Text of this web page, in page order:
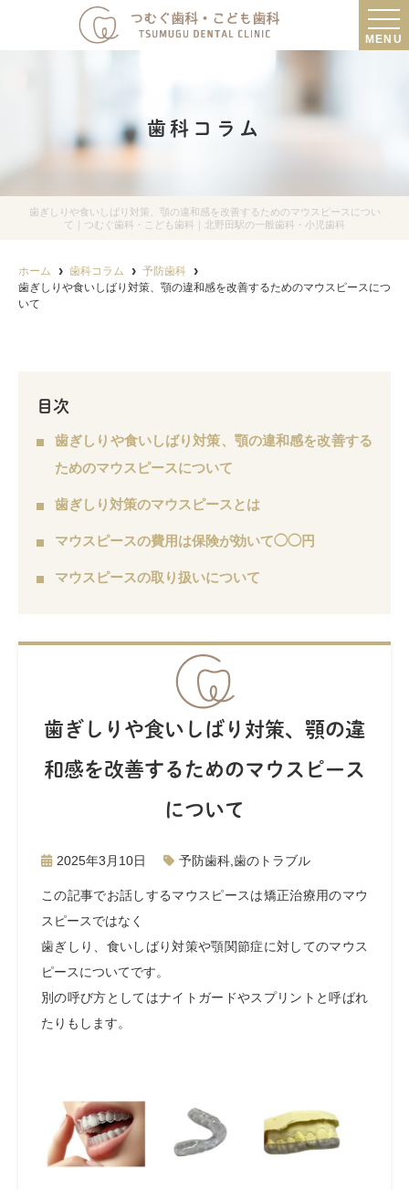
MENU
歯科コラム
歯ぎしりや食いしばり対策、顎の違和感を改善するためのマウスピースについ
て｜つむぐ歯科・こども歯科｜北野田駅の一般歯科・小児歯科
ホーム 歯科コラム
予防歯科
歯ぎしりや食いしばり対策、顎の違和感を改善するためのマウスピースにつ
いて
目次
歯ぎしりや食いしばり対策、顎の違和感を改善する
ためのマウスピースについて
歯ぎしり対策のマウスピースとは
マウスピースの費用は保険が効いて◯◯円
マウスピースの取り扱いについて
歯ぎしりや食いしばり対策、顎の違
和感を改善するためのマウスピース
について
2025年3月10日 予防歯科 歯のトラブル
この記事でお話しするマウスピースは矯正治療用のマウ
スピースではなく
歯ぎしり、食いしばり対策や顎関節症に対してのマウス
ピースについてです。
別の呼び方としてはナイトガードやスプリントと呼ばれ
たりもします。